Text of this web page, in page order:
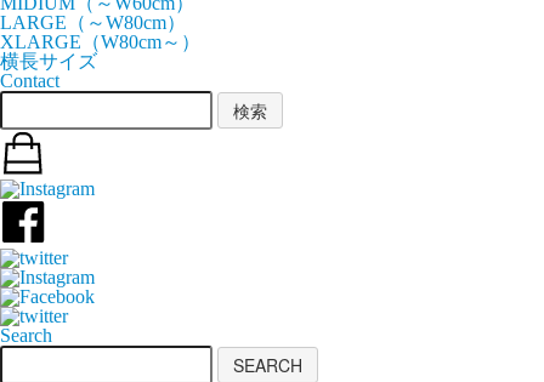
LARGE（～W80cm）
XLARGE（W80cm～）
横長サイズ
Contact
Search